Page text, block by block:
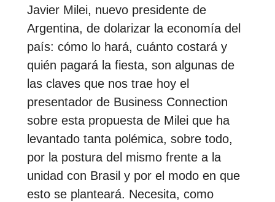
Javier Milei, nuevo presidente de
Argentina, de dolarizar la economía del
país: cómo lo hará, cuánto costará y
quién pagará la fiesta, son algunas de
las claves que nos trae hoy el
presentador de Business Connection
sobre esta propuesta de Milei que ha
levantado tanta polémica, sobre todo,
por la postura del mismo frente a la
unidad con Brasil y por el modo en que
esto se planteará. Necesita, como